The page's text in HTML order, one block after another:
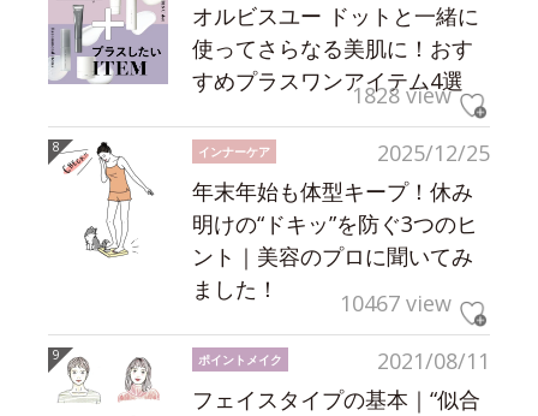
オルビスユー ドットと一緒に
使ってさらなる美肌に！おす
すめプラスワンアイテム4選
1828 view
2025/12/25
インナーケア
年末年始も体型キープ！休み
明けの“ドキッ”を防ぐ3つのヒ
ント｜美容のプロに聞いてみ
ました！
10467 view
2021/08/11
ポイントメイク
フェイスタイプの基本｜“似合